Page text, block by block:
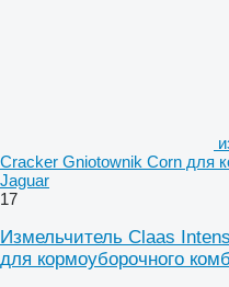
Cracker Gniotownik Corn для
Jaguar
17
Измельчитель Claas
для кормоуборочного